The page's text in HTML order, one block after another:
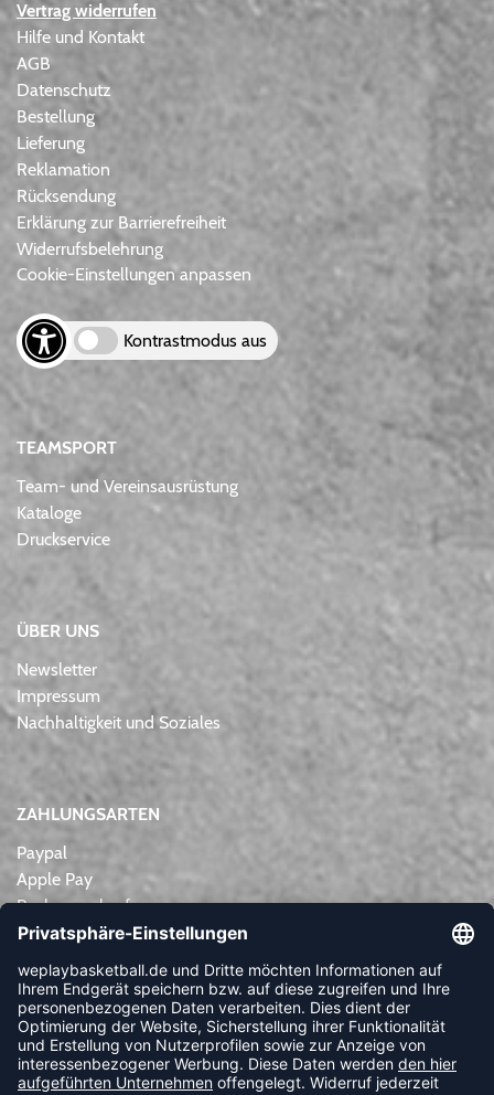
Vertrag widerrufen
Hilfe und Kontakt
AGB
Datenschutz
Bestellung
Lieferung
Reklamation
Rücksendung
Erklärung zur Barrierefreiheit
Widerrufsbelehrung
Cookie-Einstellungen anpassen
Kontrastmodus aus
TEAMSPORT
Team- und Vereinsausrüstung
Kataloge
Druckservice
ÜBER UNS
Newsletter
Impressum
Nachhaltigkeit und Soziales
ZAHLUNGSARTEN
Paypal
Apple Pay
Rechnungskauf
Lastschrift
Vorkasse
NEWSLETTER